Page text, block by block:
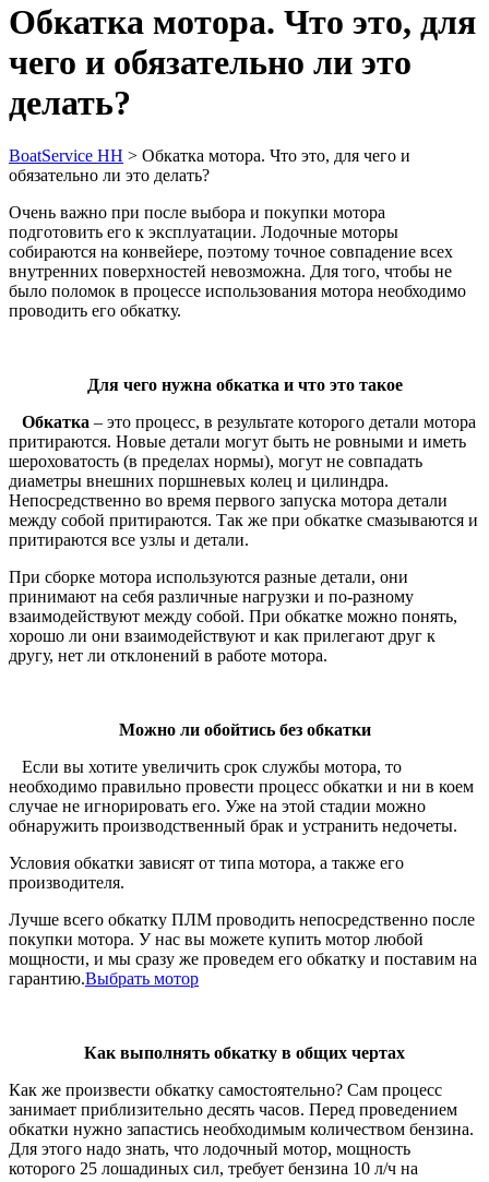
Обкатка мотора. Что это, для
чего и обязательно ли это
делать?
BoatService НН > Обкатка мотора. Что это, для чего и
обязательно ли это делать?
Очень важно при после выбора и покупки мотора
подготовить его к эксплуатации. Лодочные моторы
собираются на конвейере, поэтому точное совпадение всех
внутренних поверхностей невозможна. Для того, чтобы не
было поломок в процессе использования мотора необходимо
проводить его обкатку.
Для чего нужна обкатка и что это такое
Обкатка – это процесс, в результате которого детали мотора
притираются. Новые детали могут быть не ровными и иметь
шероховатость (в пределах нормы), могут не совпадать
диаметры внешних поршневых колец и цилиндра.
Непосредственно во время первого запуска мотора детали
между собой притираются. Так же при обкатке смазываются и
притираются все узлы и детали.
При сборке мотора используются разные детали, они
принимают на себя различные нагрузки и по-разному
взаимодействуют между собой. При обкатке можно понять,
хорошо ли они взаимодействуют и как прилегают друг к
другу, нет ли отклонений в работе мотора.
Можно ли обойтись без обкатки
Если вы хотите увеличить срок службы мотора, то
необходимо правильно провести процесс обкатки и ни в коем
случае не игнорировать его. Уже на этой стадии можно
обнаружить производственный брак и устранить недочеты.
Условия обкатки зависят от типа мотора, а также его
производителя.
Лучше всего обкатку ПЛМ проводить непосредственно после
покупки мотора. У нас вы можете купить мотор любой
мощности, и мы сразу же проведем его обкатку и поставим на
гарантию.Выбрать мотор
Как выполнять обкатку в общих чертах
Как же произвести обкатку самостоятельно? Сам процесс
занимает приблизительно десять часов. Перед проведением
обкатки нужно запастись необходимым количеством бензина.
Для этого надо знать, что лодочный мотор, мощность
которого 25 лошадиных сил, требует бензина 10 л/ч на